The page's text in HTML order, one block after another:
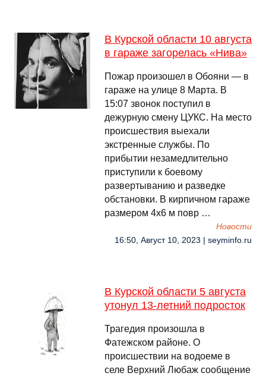
В Курской области 10 августа
в гараже загорелась «Нива»
Пожар произошел в Обояни — в
гараже на улице 8 Марта. В
15:07 звонок поступил в
дежурную смену ЦУКС. На место
происшествия выехали
экстренные службы. По
прибытии незамедлительно
приступили к боевому
развертыванию и разведке
обстановки. В кирпичном гараже
размером 4х6 м повр …
Новости
16:50, Август 10, 2023 | seyminfo.ru
В Курской области 5 августа
утонул 13-летний подросток
Трагедия произошла в
Фатежском районе. О
происшествии на водоеме в
селе Верхний Любаж сообщение